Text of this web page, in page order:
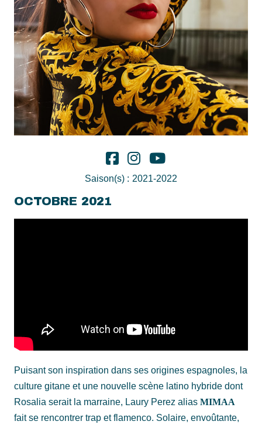
Saison(s) : 2021-2022
OCTOBRE 2021
Puisant son inspiration dans ses origines espagnoles, la
culture gitane et une nouvelle scène latino hybride dont
Rosalia serait la marraine, Laury Perez alias MIMAA
fait se rencontrer trap et flamenco. Solaire, envoûtante,